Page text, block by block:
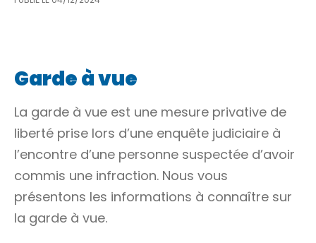
Garde à vue
La garde à vue est une mesure privative de
liberté prise lors d’une enquête judiciaire à
l’encontre d’une personne suspectée d’avoir
commis une infraction. Nous vous
présentons les informations à connaître sur
la garde à vue.